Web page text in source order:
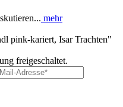
mehr
pink-kariert, Isar Trachten"
freigeschaltet.